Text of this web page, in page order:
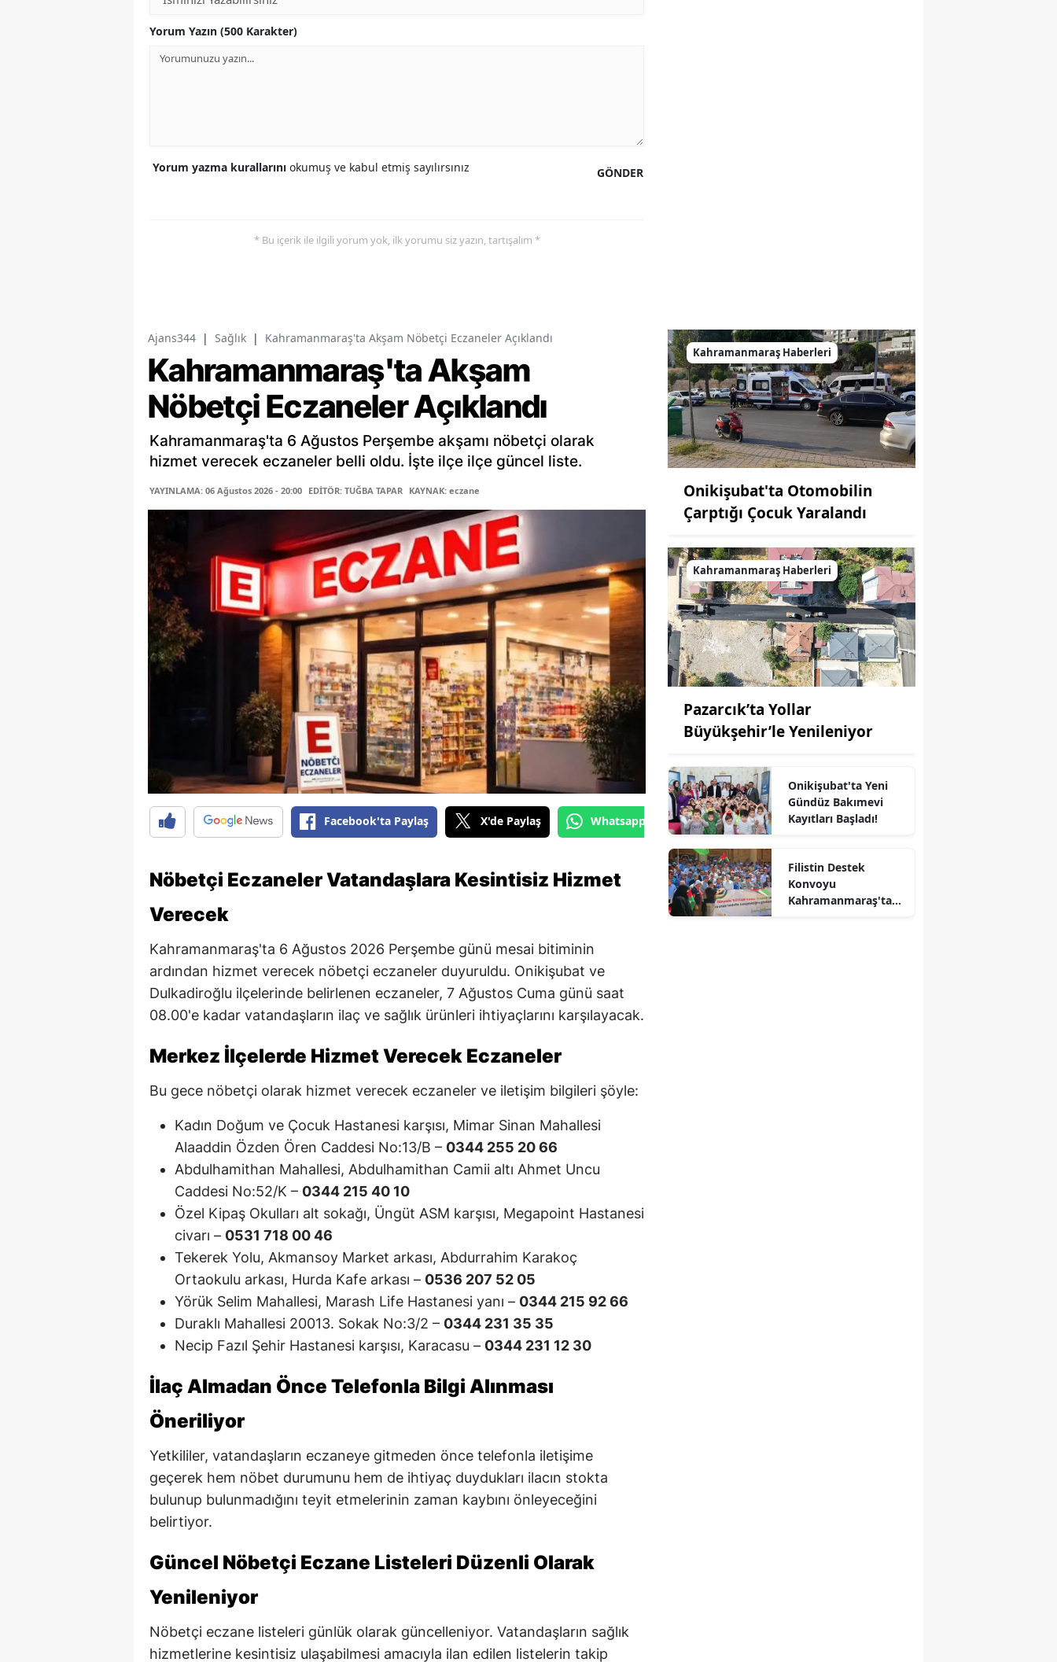
Yorum Yazın (500 Karakter)
GÖNDER
Yorum yazma kurallarını okumuş ve kabul etmiş sayılırsınız
* Bu içerik ile ilgili yorum yok, ilk yorumu siz yazın, tartışalım *
Ajans344 | Sağlık | Kahramanmaraş'ta Akşam Nöbetçi Eczaneler Açıklandı
Kahramanmaraş'ta Akşam
Nöbetçi Eczaneler Açıklandı
Kahramanmaraş'ta 6 Ağustos Perşembe akşamı nöbetçi olarak
hizmet verecek eczaneler belli oldu. İşte ilçe ilçe güncel liste.
YAYINLAMA: 06 Ağustos 2026 - 20:00 EDİTÖR: TUĞBA TAPAR KAYNAK: eczane
Facebook'ta Paylaş X'de Paylaş Whatsapp'tan Gönder
Nöbetçi Eczaneler Vatandaşlara Kesintisiz Hizmet
Verecek
Kahramanmaraş'ta 6 Ağustos 2026 Perşembe günü mesai bitiminin
ardından hizmet verecek nöbetçi eczaneler duyuruldu. Onikişubat ve
Dulkadiroğlu ilçelerinde belirlenen eczaneler, 7 Ağustos Cuma günü saat
08.00'e kadar vatandaşların ilaç ve sağlık ürünleri ihtiyaçlarını karşılayacak.
Merkez İlçelerde Hizmet Verecek Eczaneler
Bu gece nöbetçi olarak hizmet verecek eczaneler ve iletişim bilgileri şöyle:
Kadın Doğum ve Çocuk Hastanesi karşısı, Mimar Sinan Mahallesi
Alaaddin Özden Ören Caddesi No:13/B – 0344 255 20 66
Abdulhamithan Mahallesi, Abdulhamithan Camii altı Ahmet Uncu
Caddesi No:52/K – 0344 215 40 10
Özel Kipaş Okulları alt sokağı, Üngüt ASM karşısı, Megapoint Hastanesi
civarı – 0531 718 00 46
Tekerek Yolu, Akmansoy Market arkası, Abdurrahim Karakoç
Ortaokulu arkası, Hurda Kafe arkası – 0536 207 52 05
Yörük Selim Mahallesi, Marash Life Hastanesi yanı – 0344 215 92 66
Duraklı Mahallesi 20013. Sokak No:3/2 – 0344 231 35 35
Necip Fazıl Şehir Hastanesi karşısı, Karacasu – 0344 231 12 30
İlaç Almadan Önce Telefonla Bilgi Alınması
Öneriliyor
Yetkililer, vatandaşların eczaneye gitmeden önce telefonla iletişime
geçerek hem nöbet durumunu hem de ihtiyaç duydukları ilacın stokta
bulunup bulunmadığını teyit etmelerinin zaman kaybını önleyeceğini
belirtiyor.
Güncel Nöbetçi Eczane Listeleri Düzenli Olarak
Yenileniyor
Nöbetçi eczane listeleri günlük olarak güncelleniyor. Vatandaşların sağlık
hizmetlerine kesintisiz ulaşabilmesi amacıyla ilan edilen listelerin takip
Kahramanmaraş Haberleri
Onikişubat'ta Otomobilin
Çarptığı Çocuk Yaralandı
Kahramanmaraş Haberleri
Pazarcık’ta Yollar
Büyükşehir’le Yenileniyor
Onikişubat'ta Yeni
Gündüz Bakımevi
Kayıtları Başladı!
Filistin Destek
Konvoyu
Kahramanmaraş'ta